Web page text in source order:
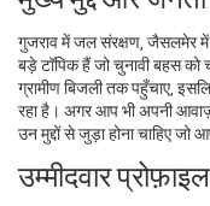
गुजराव में जल संरक्षण, जैसलमेर में
बड़े टॉपिक हैं जो चुनावी बहस
ग्रामीण बिजली तक पहुँचाए,
रहा है। अगर आप भी अपनी
उन मुद्दों से जुड़ा होना चाहिए
उम्मीदवार